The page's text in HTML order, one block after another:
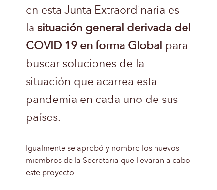
en esta Junta Extraordinaria es
la situación general derivada del
COVID 19 en forma Global
para
buscar soluciones de la
situación que acarrea esta
pandemia en cada uno de sus
países.
Igualmente se aprobó y nombro los nuevos
miembros de la Secretaria que llevaran a cabo
este proyecto.